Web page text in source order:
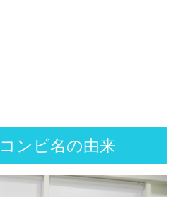
ンビ名の由来